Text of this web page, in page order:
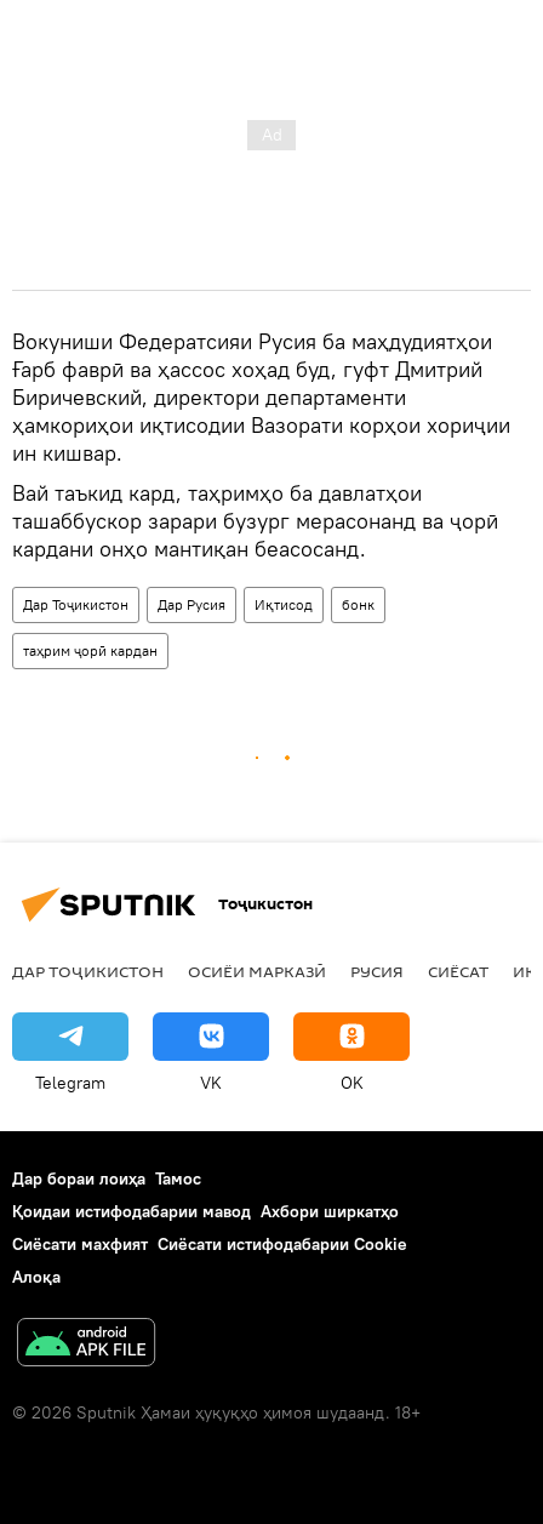
Вокуниши Федератсияи Русия ба маҳдудиятҳои
Ғарб фаврӣ ва ҳассос хоҳад буд, гуфт Дмитрий
Биричевский, директори департаменти
ҳамкориҳои иқтисодии Вазорати корҳои хориҷии
ин кишвар.
Вай таъкид кард, таҳримҳо ба давлатҳои
ташаббускор зарари бузург мерасонанд ва ҷорӣ
кардани онҳо мантиқан беасосанд.
Дар Тоҷикистон Дар Русия Иқтисод бонк
таҳрим ҷорӣ кардан
Тоҷикистон
ДАР ТОҶИКИСТОН ОСИЁИ МАРКАЗӢ РУСИЯ СИЁСАТ
Telegram VK OK
Дар бораи лоиҳа Тамос
Қоидаи истифодабарии мавод Ахбори ширкатҳо
Сиёсати махфият Сиёсати истифодабарии Cookie
Алоқа
© 2026 Sputnik Ҳамаи ҳуқуқҳо ҳимоя шудаанд. 18+